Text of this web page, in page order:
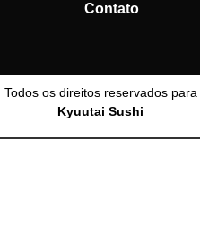
Contato
Todos os direitos reservados para
Kyuutai Sushi